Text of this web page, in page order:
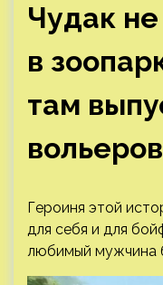
Чудак
в
там
Героиня этой
для себя и для
любимый мужчина